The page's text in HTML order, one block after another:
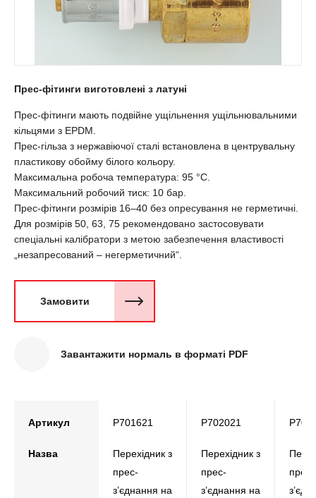
Прес-фітинги виготовлені з латуні
Прес-фітинги мають подвійне ущільнення ущільнювальними
кільцями з EPDM.
Прес-гільза з нержавіючої сталі встановлена в центрувальну
пластикову обойму білого кольору.
Максимальна робоча температура: 95 °C.
Максимальний робочий тиск: 10 бар.
Прес-фітинги розмірів 16–40 без опресування не герметичні.
Для розмірів 50, 63, 75 рекомендовано застосовувати
спеціальні калібратори з метою забезпечення властивості
„незапресований – негерметичний“.
Замовити
Завантажити нормаль в форматі PDF
Артикул P701621 P702021
Назва
Перехідник з
прес-
з’єднання на
Перехідник з
прес-
з’єднання на
прес-